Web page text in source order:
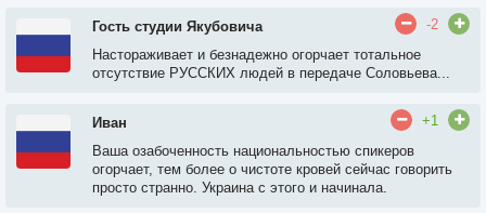
Гость студии Якубовича
-2
Настораживает и безнадежно огорчает тотальное
отсутствие РУССКИХ людей в передаче Соловьева...
Иван
+1
Ваша озабоченность национальностью спикеров
огорчает, тем более о чистоте кровей сейчас говорить
просто странно. Украина с этого и начинала.